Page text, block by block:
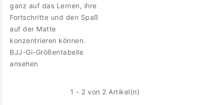
ganz auf das Lernen, ihre
Fortschritte und den Spaß
auf der Matte
konzentrieren können.
BJJ-Gi-Größentabelle
ansehen
1 - 2 von 2 Artikel(n)